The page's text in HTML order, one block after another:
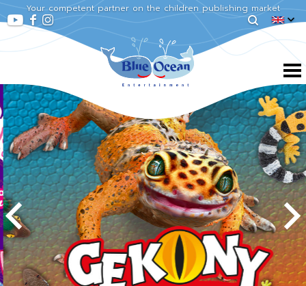
Your competent partner on the children publishing market